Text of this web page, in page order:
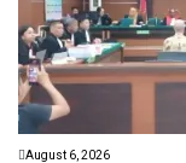
August 6, 2026